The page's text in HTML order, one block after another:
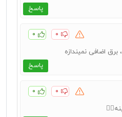
پاسخ
۰ ۰
پاسخ
اضافی نمیندازه
۰ ۰